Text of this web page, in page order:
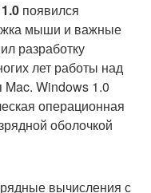
появился
мыши и важные
разработку
лет работы над
Windows 1.0
операционная
оболочкой
вычисления с